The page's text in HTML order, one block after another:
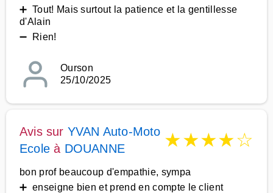
➕ Tout! Mais surtout la patience et la gentillesse
d'Alain
➖ Rien!
Ourson
25/10/2025
Avis sur YVAN Auto-Moto
Ecole à DOUANNE ★★★★☆
bon prof beaucoup d'empathie, sympa
➕ enseigne bien et prend en compte le client